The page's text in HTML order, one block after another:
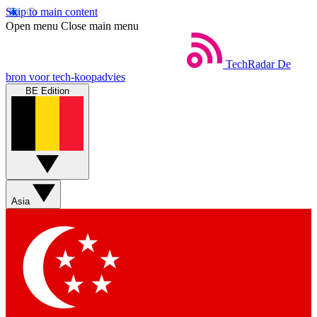
Skip to main content
Open menu Close main menu
TechRadar De
bron voor tech-koopadvies
BE Edition
Asia